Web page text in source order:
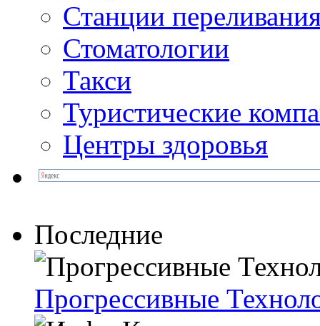
Станции
Стоматологии
Такси
Туристические
Центры здоровья
Последние
Прогрессивные